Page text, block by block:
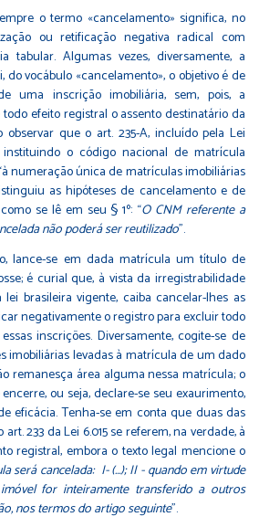
o termo «cancelamento» significa, no
ou retificação negativa radical com
tabular. Algumas vezes, diversamente, a
do vocábulo «cancelamento», o objetivo é de
uma inscrição imobiliária, sem, pois, a
efeito registral o assento destinatário da
que o art. 235-A, incluído pela Lei
instituindo o código nacional de matrícula
numeração única de matrículas imobiliárias
as hipóteses de cancelamento e de
se lê em seu § 1º: “O CNM referente a
não poderá ser reutilizado”.
lance-se em dada matrícula um título de
é curial que, à vista da irregistrabilidade
brasileira vigente, caiba cancelar-lhes as
negativamente o registro para excluir todo
inscrições. Diversamente, cogite-se de
imobiliárias levadas à matrícula de um dado
remanesça área alguma nessa matrícula; o
ou seja, declare-se seu exaurimento,
eficácia. Tenha-se em conta que duas das
233 da Lei 6.015 se referem, na verdade, à
registral, embora o texto legal mencione o
será cancelada: I- (…); II - quando em virtude
for inteiramente transferido a outros
nos termos do artigo seguinte”.